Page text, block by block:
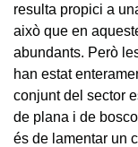
resulta propici a
això que en
abundants. Però
han estat
conjunt del sector
de plana i de
és de lamentar un